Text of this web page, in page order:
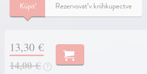
Kúpiť Rezervovať v kníhkupectve
13,30 €
14,00 €
?